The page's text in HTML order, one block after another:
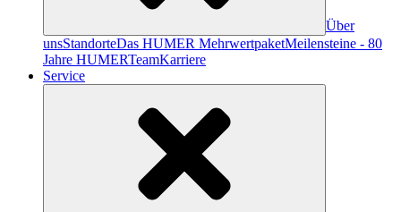
Über
unsStandorteDas HUMER MehrwertpaketMeilensteine - 80
Jahre HUMERTeamKarriere
Service